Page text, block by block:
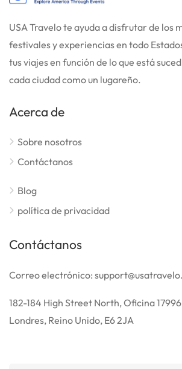
USA Travelo te ayuda a disfrutar de los
festivales y experiencias en todo
tus viajes en función de lo que está
cada ciudad como un lugareño.
Acerca de
Sobre nosotros
Contáctanos
Blog
política de privacidad
Contáctanos
Correo electrónico:
182-184 High Street North, Oficina
Londres, Reino Unido, E6 2JA